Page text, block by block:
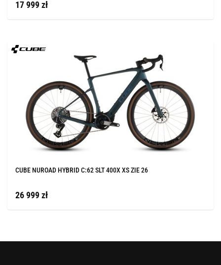
17 999 zł
CUBE NUROAD HYBRID C:62 SLT 400X XS ZIE 26
26 999 zł